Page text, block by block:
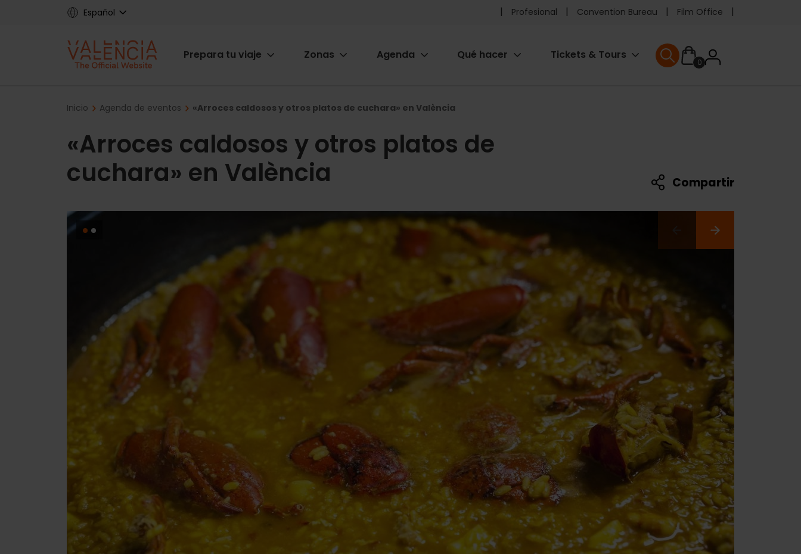
Español
Pre
header
Profesional Convention Bureau Film Office
Main
Prepara tu viaje Zonas Agenda Qué hacer Tickets & Tours
0User
User menu
Breadcrumb
Inicio Agenda de eventos «Arroces caldosos y otros platos de cuchara» en València
«Arroces caldosos y otros platos de
cuchara» en València
Compartir